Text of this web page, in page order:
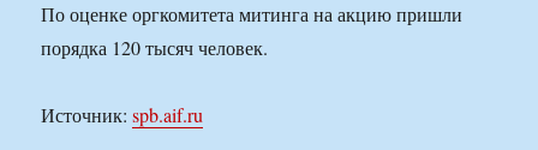
По оценке оргкомитета митинга на акцию пришли
порядка 120 тысяч человек.
Источник:spb.aif.ru